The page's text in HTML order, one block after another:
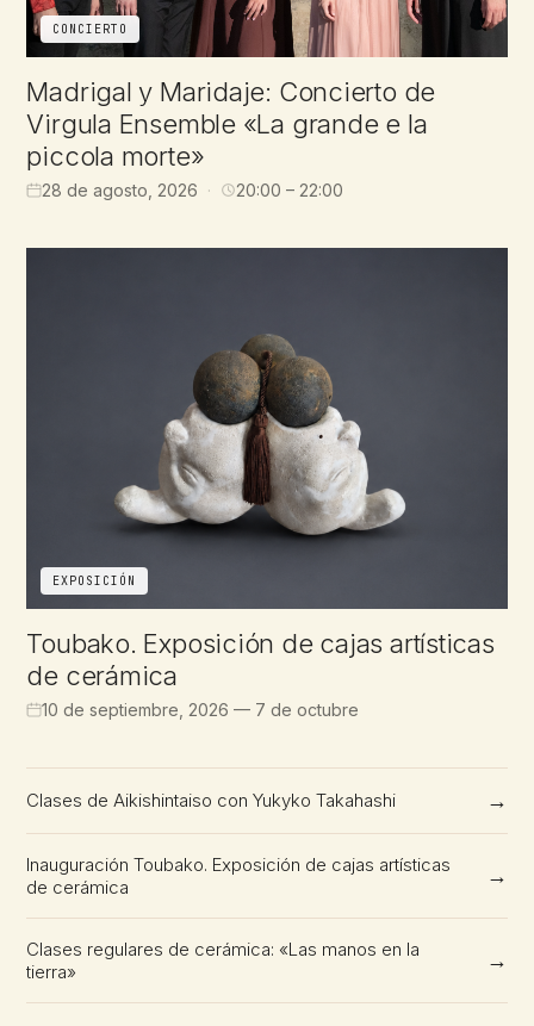
CONCIERTO
Madrigal y Maridaje: Concierto de
Virgula Ensemble «La grande e la
piccola morte»
28 de agosto, 2026 20:00 – 22:00
EXPOSICIÓN
Toubako. Exposición de cajas artísticas
de cerámica
10 de septiembre, 2026 — 7 de octubre
Clases de Aikishintaiso con Yukyko Takahashi →
Inauguración Toubako. Exposición de cajas artísticas
de cerámica
→
Clases regulares de cerámica: «Las manos en la
tierra»
→